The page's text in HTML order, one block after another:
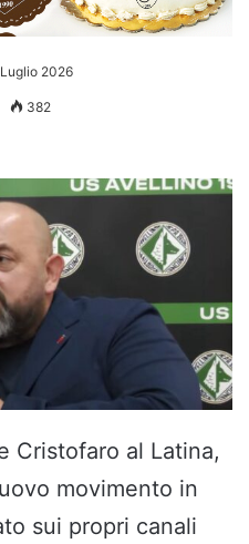
2026
382
Cristofaro al Latina,
movimento in
sui propri canali